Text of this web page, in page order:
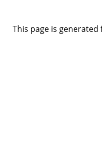
This page is